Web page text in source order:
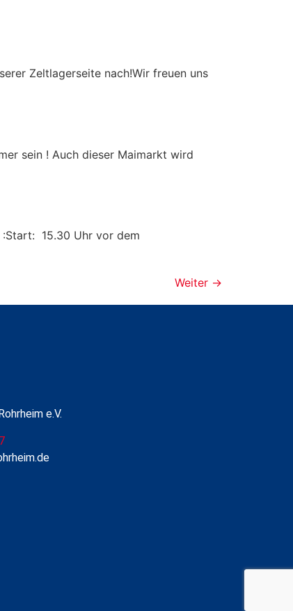
Zeltlagerseite nach!Wir freuen uns
sein ! Auch dieser Maimarkt wird
:Start: 15.30 Uhr vor dem
Weiter →
e.V.